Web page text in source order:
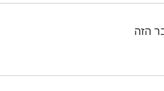
הזה